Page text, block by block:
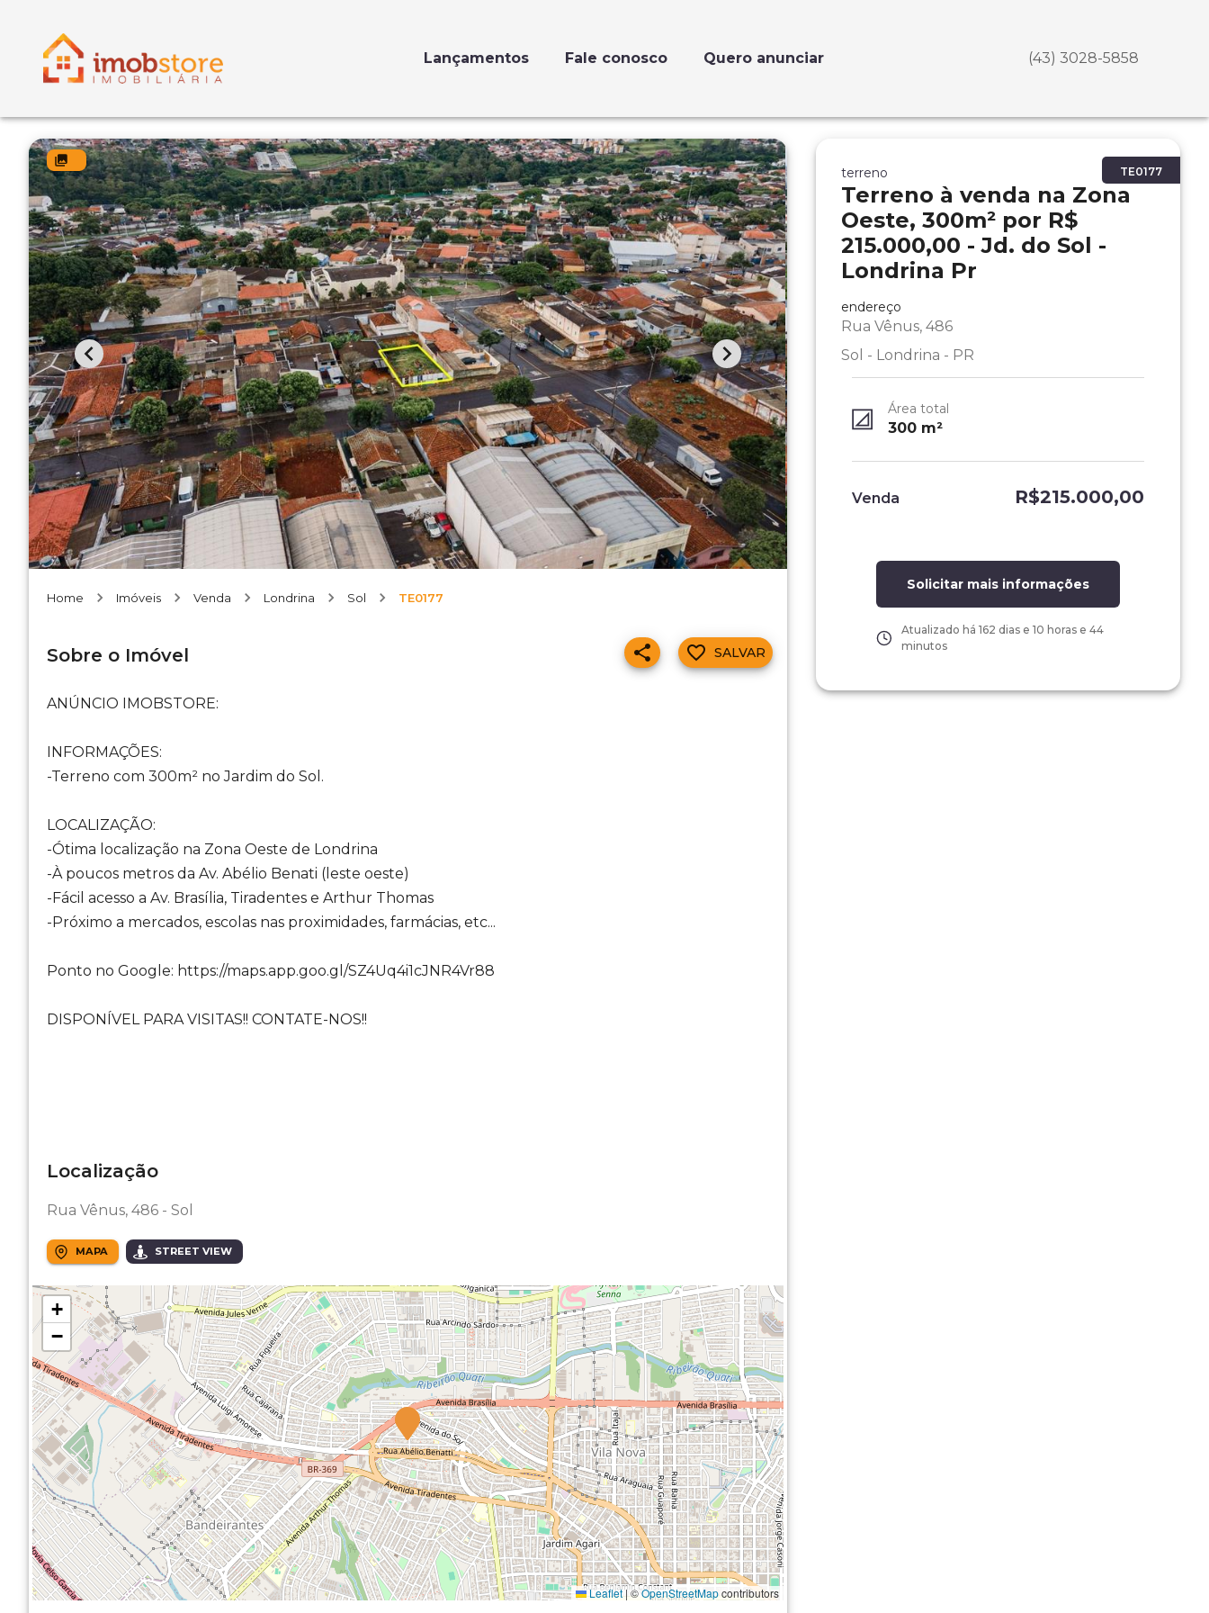
Lançamentos Fale conosco Quero anunciar (43) 3028-5858
Home Imóveis Venda Londrina Sol TE0177
Sobre o Imóvel
ANÚNCIO IMOBSTORE:
INFORMAÇÕES:
-Terreno com 300m² no Jardim do Sol.
LOCALIZAÇÃO:
-Ótima localização na Zona Oeste de Londrina
-À poucos metros da Av. Abélio Benati (leste oeste)
-Fácil acesso a Av. Brasília, Tiradentes e Arthur Thomas
-Próximo a mercados, escolas nas proximidades, farmácias, etc...
Ponto no Google: https://maps.app.goo.gl/SZ4Uq4i1cJNR4Vr88
DISPONÍVEL PARA VISITAS!! CONTATE-NOS!!
SALVAR
Localização
Rua Vênus, 486 - Sol
MAPA STREET VIEW
+
−
Leaflet|©OpenStreetMapcontributors
TE0177
terreno
Terreno à venda na Zona
Oeste, 300m² por R$
215.000,00 - Jd. do Sol -
Londrina Pr
endereço
Rua Vênus, 486
Sol - Londrina - PR
Área total
300m²
Venda R$215.000,00
Solicitar mais informações
Atualizado há 162 dias e 10 horas e 44
minutos